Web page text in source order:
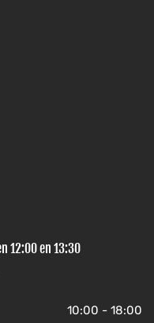
12:00 en 13:30
10:00 - 18:00